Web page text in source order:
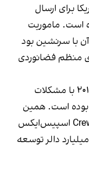
برای ارسال
است. ماموریت
آن با سرنشین بود
منظم فضانوردی
با این حال، روند توسعه استارلاینر از سال ۲۰۱۹ با مشکلات
بوده است. همین
امر باعث شد این پروژه از کپسول Crew Dragon اسپیس‌ایکس
دالر توسعه